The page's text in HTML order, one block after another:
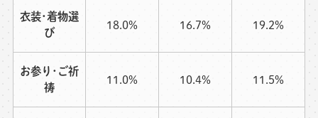
衣装･着物選
び
18.0% 16.7% 19.2%
お参り･ご祈
祷
11.0% 10.4% 11.5%